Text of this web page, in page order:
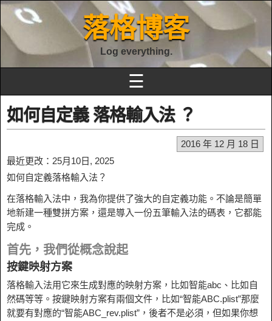
落格博客
Log everything.
☰
如何自定義 落格輸入法 ？
2016 年 12 月 18 日
最近更改：25月10日, 2025
如何自定義落格輸入法？
在落格輸入法中，我為你提供了強大的自定義功能。不論是簡單
地新建一種雙拼方案，還是導入一份五筆輸入法的碼表，它都能
完成。
首先，我們從概念說起
按鍵映射方案
落格輸入法用它來生成對應的映射方案，比如智能abc、比如自
然碼等等。按鍵映射方案有兩個文件，比如“智能ABC.plist”那麼
就要有對應的“智能ABC_rev.plist”，後者不是必須，但如果你想